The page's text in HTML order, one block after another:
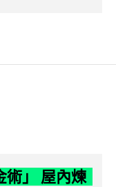
術」 屋內煉